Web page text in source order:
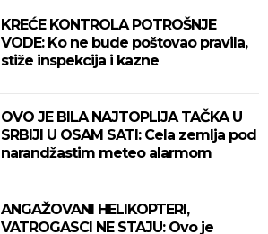
KREĆE KONTROLA POTROŠNJE
VODE: Ko ne bude poštovao pravila,
stiže inspekcija i kazne
OVO JE BILA NAJTOPLIJA TAČKA U
SRBIJI U OSAM SATI: Cela zemlja pod
narandžastim meteo alarmom
ANGAŽOVANI HELIKOPTERI,
VATROGASCI NE STAJU: Ovo je